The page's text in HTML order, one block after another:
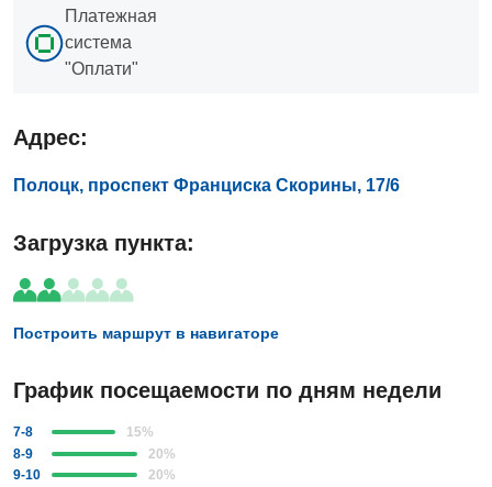
Платежная
система
"Оплати"
Адрес:
Полоцк, проспект Франциска Скорины, 17/6
Загрузка пункта:
Построить маршрут в навигаторе
График посещаемости по дням недели
7-8 15%
8-9
20%
9-10
20%